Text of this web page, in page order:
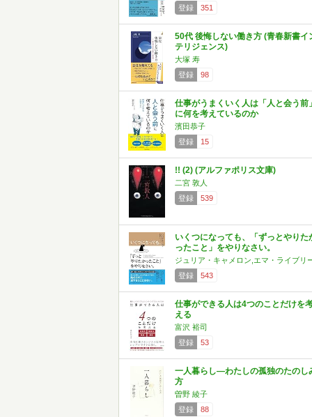
登録
351
50代 後悔しない働き方 (青春新書イ
テリジェンス)
大塚 寿
登録
98
仕事がうまくいく人は「人と会う前」
に何を考えているのか
濱田恭子
登録
15
!! (2) (アルファポリス文庫)
二宮 敦人
登録
539
いくつになっても、「ずっとやりた
ったこと」をやりなさい。
ジュリア・キャメロン,エマ・ライブリ
登録
543
仕事ができる人は4つのことだけを
える
富沢 裕司
登録
53
一人暮らし―わたしの孤独のたのし
方
曽野 綾子
登録
88